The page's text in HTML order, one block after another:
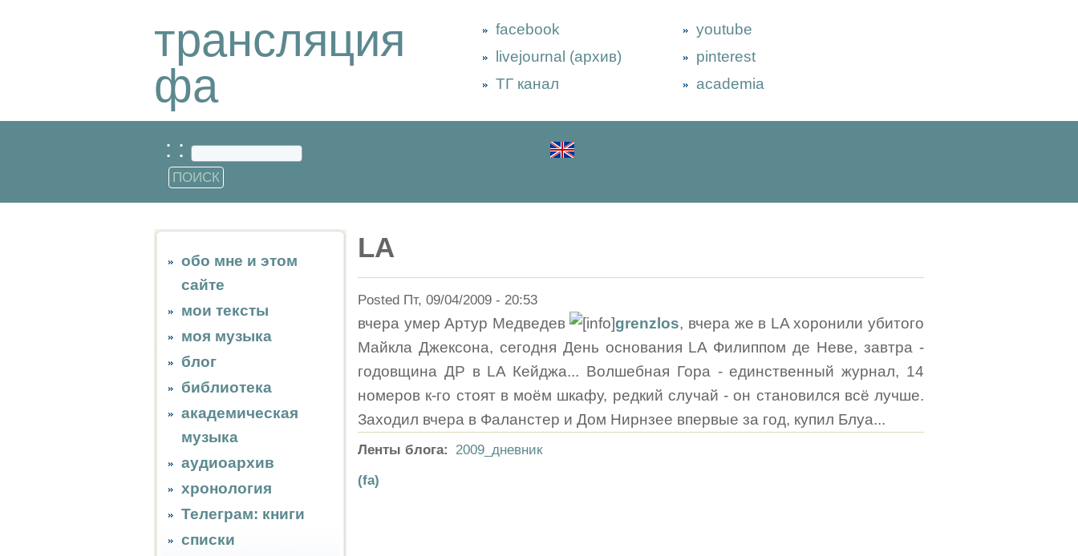
трансляция
фа
facebook
livejournal (архив)
ТГ канал
youtube
pinterest
academia
: :
обо мне и этом
сайте
мои тексты
моя музыка
блог
библиотека
академическая
музыка
аудиоархив
хронология
Телеграм: книги
списки
LA
Posted Пт, 09/04/2009 - 20:53
вчера умер Артур Медведев grenzlos, вчера же в LA хоронили убитого
Майкла Джексона, сегодня День основания LA Филиппом де Неве, завтра -
годовщина ДР в LA Кейджа... Волшебная Гора - единственный журнал, 14
номеров к-го стоят в моём шкафу, редкий случай - он становился всё лучше.
Заходил вчера в Фаланстер и Дом Нирнзее впервые за год, купил Блуа...
Ленты блога: 2009_дневник
(fa)